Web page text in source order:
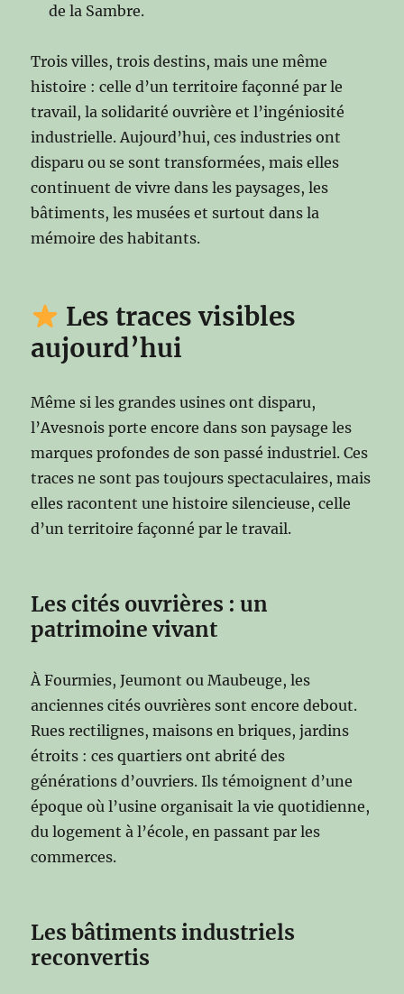
de la Sambre.
Trois villes, trois destins, mais une même
histoire : celle d’un territoire façonné par le
travail, la solidarité ouvrière et l’ingéniosité
industrielle. Aujourd’hui, ces industries ont
disparu ou se sont transformées, mais elles
continuent de vivre dans les paysages, les
bâtiments, les musées et surtout dans la
mémoire des habitants.
Les traces visibles
aujourd’hui
Même si les grandes usines ont disparu,
l’Avesnois porte encore dans son paysage les
marques profondes de son passé industriel. Ces
traces ne sont pas toujours spectaculaires, mais
elles racontent une histoire silencieuse, celle
d’un territoire façonné par le travail.
Les cités ouvrières : un
patrimoine vivant
À Fourmies, Jeumont ou Maubeuge, les
anciennes cités ouvrières sont encore debout.
Rues rectilignes, maisons en briques, jardins
étroits : ces quartiers ont abrité des
générations d’ouvriers. Ils témoignent d’une
époque où l’usine organisait la vie quotidienne,
du logement à l’école, en passant par les
commerces.
Les bâtiments industriels
reconvertis